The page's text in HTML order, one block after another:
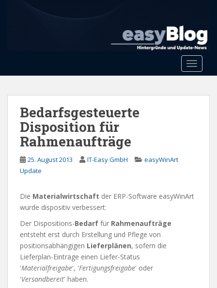
Toggle
Bedarfsgesteuerte
Disposition für
Rahmenaufträge
25. August 2013 IT-Easy GmbH
easyWinArt
Update
Die Materialwirtschaft der ERP-Software easyWinArt
wurde dispositiv verbessert:
Der Dispositions-Bedarf für Rahmenaufträge
entsteht erst durch Erstellung und Pflege von
positionsabhängigen Lieferplänen, sofern die
Lieferplan-Einträge einen Liefer-Status
'Materialfreigabe', 'Fertigungsfreigabe' oder
'Versandbereit' haben.